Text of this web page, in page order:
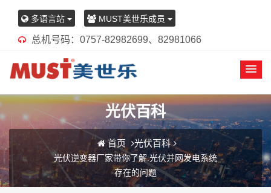
多语言站 MUST美世乐成员
总机号码：0757-82982699、82981066
光伏百科
首页 光伏百科
光伏逆变器厂家带你了解:光伏并网发电系统
存在的问题